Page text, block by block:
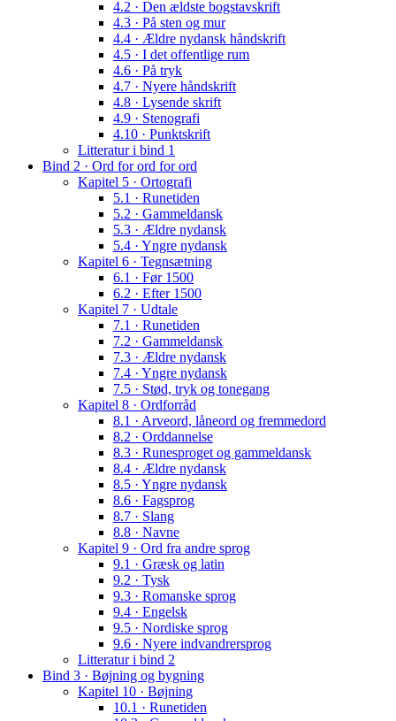
4.2 · Den ældste bogstavskrift
4.3 · På sten og mur
4.4 · Ældre nydansk håndskrift
4.5 · I det offentlige rum
4.6 · På tryk
4.7 · Nyere håndskrift
4.8 · Lysende skrift
4.9 · Stenografi
4.10 · Punktskrift
Litteratur i bind 1
Bind 2 · Ord for ord for ord
Kapitel 5 · Ortografi
5.1 · Runetiden
5.2 · Gammeldansk
5.3 · Ældre nydansk
5.4 · Yngre nydansk
Kapitel 6 · Tegnsætning
6.1 · Før 1500
6.2 · Efter 1500
Kapitel 7 · Udtale
7.1 · Runetiden
7.2 · Gammeldansk
7.3 · Ældre nydansk
7.4 · Yngre nydansk
7.5 · Stød, tryk og tonegang
Kapitel 8 · Ordforråd
8.1 · Arveord, låneord og fremmedord
8.2 · Orddannelse
8.3 · Runesproget og gammeldansk
8.4 · Ældre nydansk
8.5 · Yngre nydansk
8.6 · Fagsprog
8.7 · Slang
8.8 · Navne
Kapitel 9 · Ord fra andre sprog
9.1 · Græsk og latin
9.2 · Tysk
9.3 · Romanske sprog
9.4 · Engelsk
9.5 · Nordiske sprog
9.6 · Nyere indvandrersprog
Litteratur i bind 2
Bind 3 · Bøjning og bygning
Kapitel 10 · Bøjning
10.1 · Runetiden